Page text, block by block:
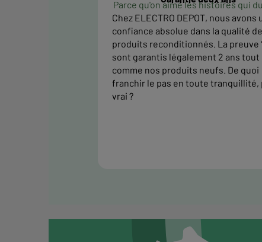
Parce qu'on aime les histoires qui
Chez ELECTRO DEPOT, nous avons
confiance absolue dans la qualité
produits reconditionnés. La preuve
sont garantis légalement 2 ans tout
comme nos produits neufs. De quoi
franchir le pas en toute tranquillité,
vrai ?